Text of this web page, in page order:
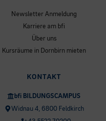
Newsletter Anmeldung
Karriere am bfi
Über uns
Kursräume in Dornbirn mieten
KONTAKT
bfi BILDUNGSCAMPUS
Widnau 4, 6800 Feldkirch